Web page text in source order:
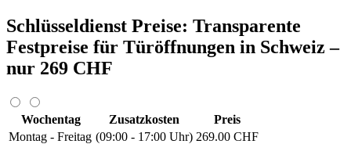
Schlüsseldienst Preise: Transparente
Festpreise für Türöffnungen in Schweiz –
nur 269 CHF
Wochentag Zusatzkosten
Preis
Montag - Freitag (09:00 - 17:00 Uhr) 269.00 CHF